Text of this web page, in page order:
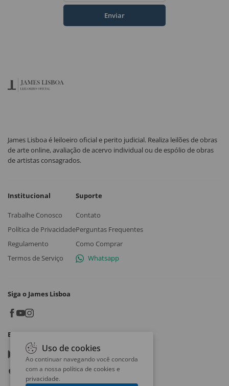
Enviar
James Lisboa é leiloeiro oficial e perito judicial. Realiza leilões de obras
de arte online, avaliação de acervo individual ou de espólio de obras
de artistas consagrados.
Institucional
Trabalhe Conosco
Política de Privacidade
Regulamento
Termos de Serviço
Suporte
Contato
Perguntas Frequentes
Como Comprar
Whatsapp
Siga o James Lisboa
Baixe o App
Google play
App store
Uso de cookies
Ao continuar navegando você concorda
com a nossa política de cookies e
privacidade.